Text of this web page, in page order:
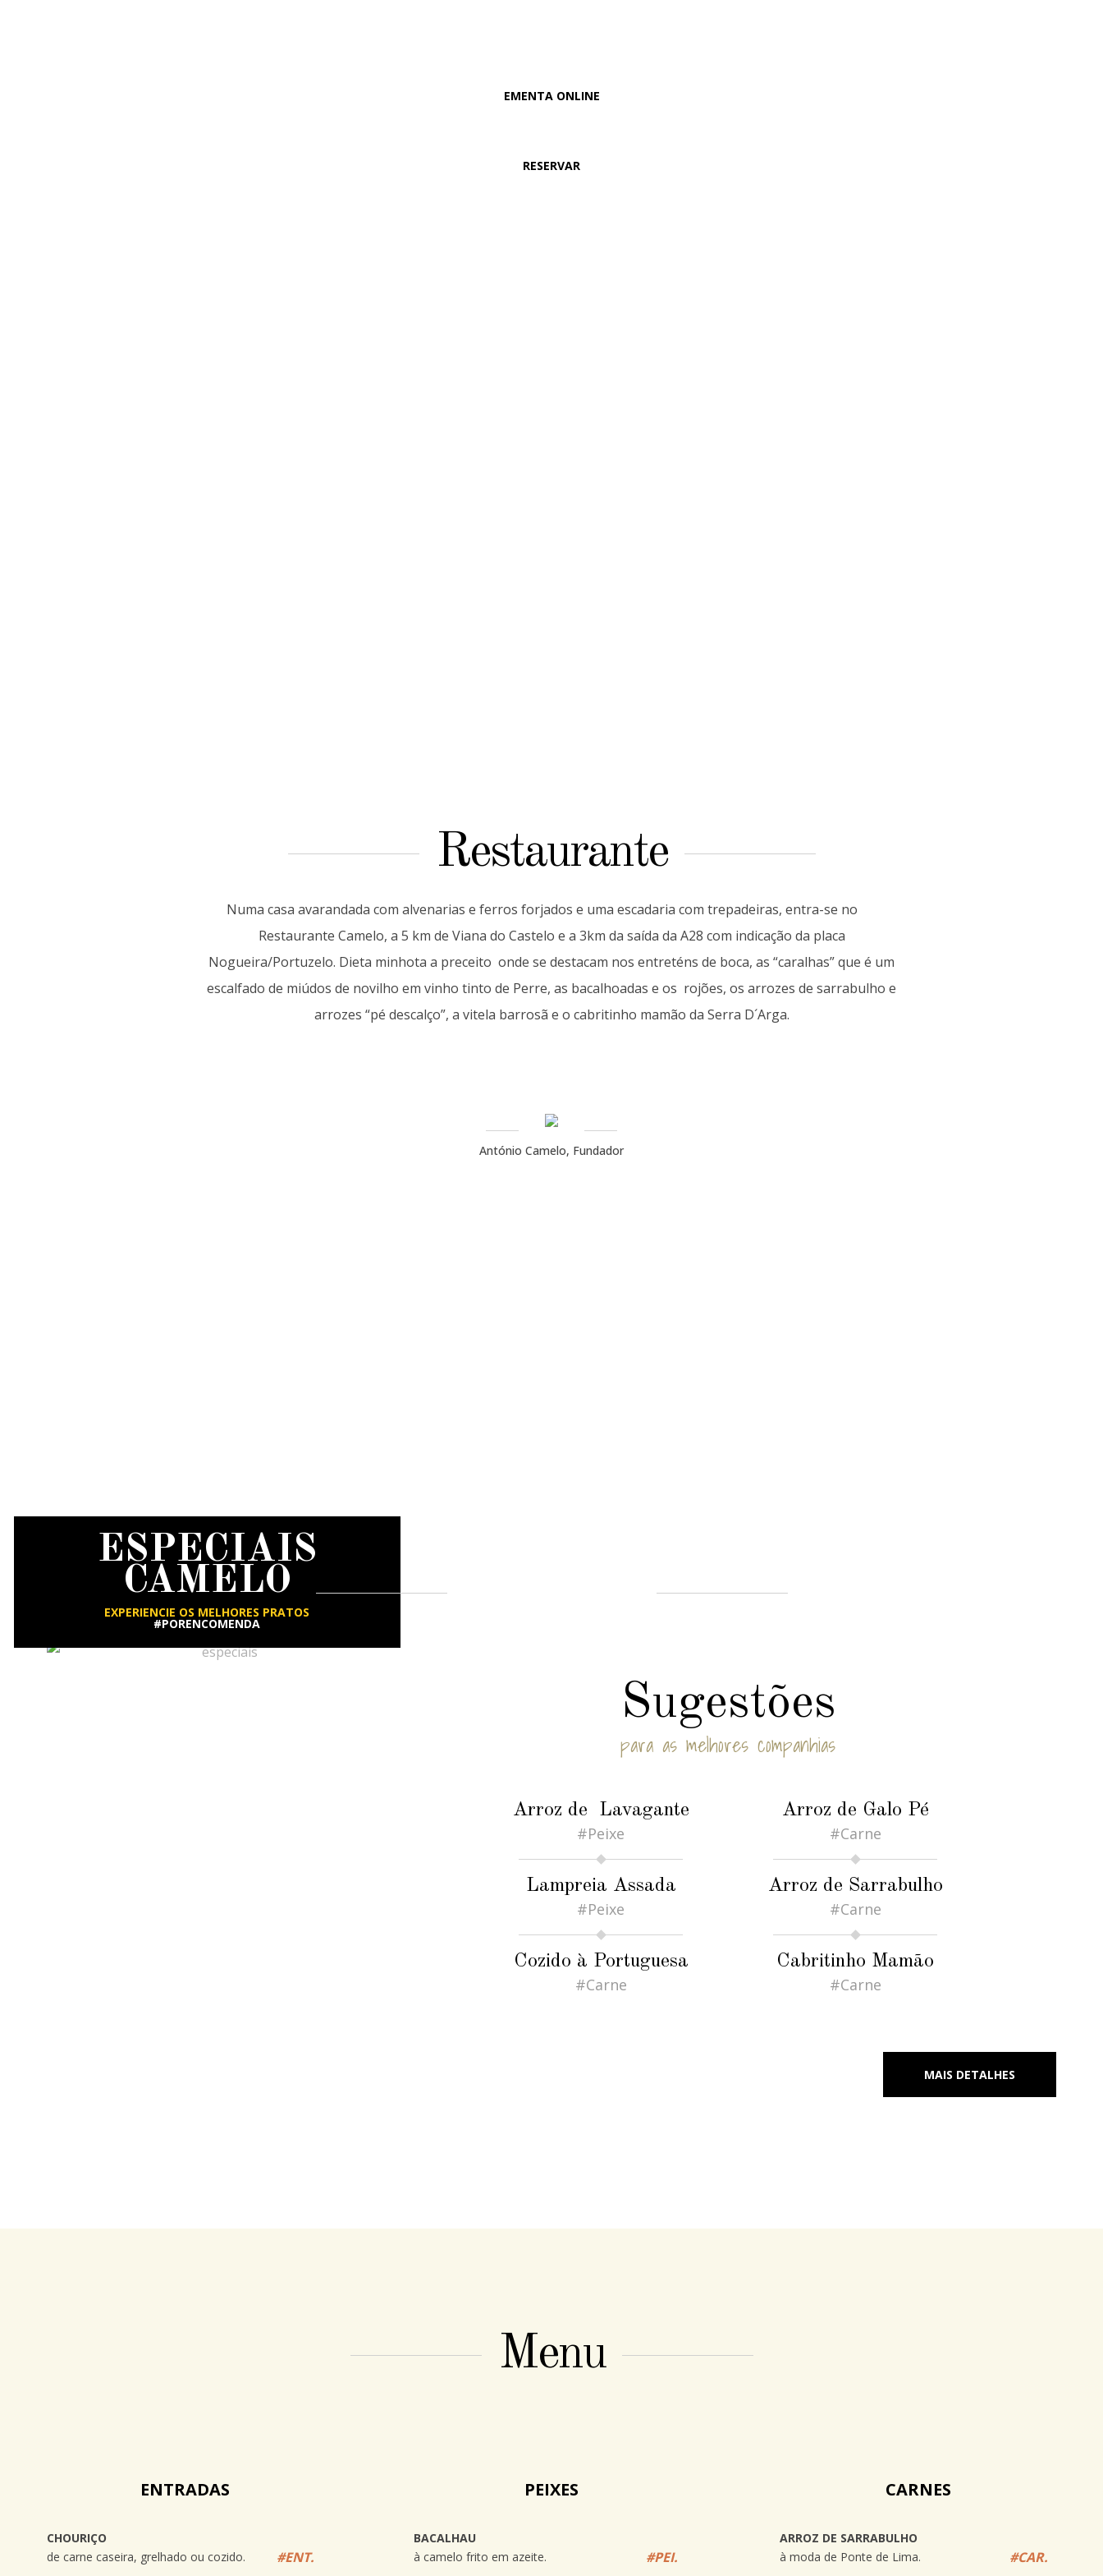
EMENTA ONLINE
RESERVAR
Restaurante
Numa casa avarandada com alvenarias e ferros forjados e uma escadaria com trepadeiras, entra-se no
Restaurante Camelo, a 5 km de Viana do Castelo e a 3km da saída da A28 com indicação da placa
Nogueira/Portuzelo. Dieta minhota a preceito onde se destacam nos entreténs de boca, as “caralhas” que é um
escalfado de miúdos de novilho em vinho tinto de Perre, as bacalhoadas e os rojões, os arrozes de sarrabulho e
arrozes “pé descalço”, a vitela barrosã e o cabritinho mamão da Serra D´Arga.
António Camelo, Fundador
ESPECIAIS
CAMELO
EXPERIENCIE OS MELHORES PRATOS
#PORENCOMENDA
Sugestões
para as melhores companhias
Arroz de Lavagante
#Peixe
Arroz de Galo Pé
#Carne
Lampreia Assada
#Peixe
Arroz de Sarrabulho
#Carne
Cozido à Portuguesa
#Carne
Cabritinho Mamão
#Carne
MAIS DETALHES
Menu
ENTRADAS
CHOURIÇO
de carne caseira, grelhado ou cozido.
#ENT.
PEIXES
BACALHAU
à camelo frito em azeite.
#PEI.
CARNES
ARROZ DE SARRABULHO
à moda de Ponte de Lima.
#CAR.